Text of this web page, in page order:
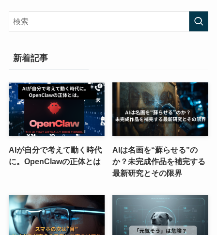
新着記事
AIが自分で考えて動く時代
に。OpenClawの正体とは
AIは名画を“蘇らせる”の
か？未完成作品を補完する
最新研究とその限界